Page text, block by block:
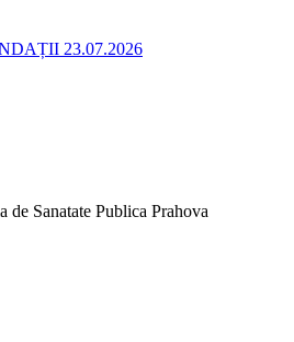
23.07.2026
Sanatate Publica Prahova